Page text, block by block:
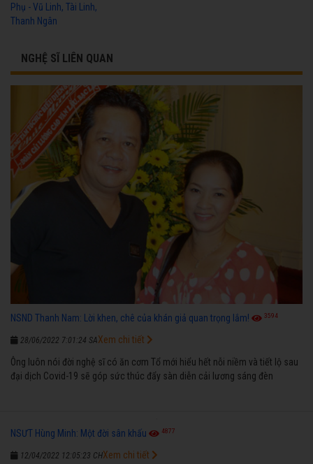
Phụ - Vũ Linh, Tài Linh,
Thanh Ngân
NGHỆ SĨ LIÊN QUAN
NSND Thanh Nam: Lời khen, chê của khán giả quan trọng lắm! 3594
28/06/2022 7:01:24 SA
Ông luôn nói đời nghệ sĩ có ăn cơm Tổ mới hiểu hết nỗi niềm và tiết lộ sau
đại dịch Covid-19 sẽ góp sức thúc đẩy sàn diễn cải lương sáng đèn
Xem chi tiết
NSƯT Hùng Minh: Một đời sân khấu 4877
12/04/2022 12:05:23 CHXem chi tiết